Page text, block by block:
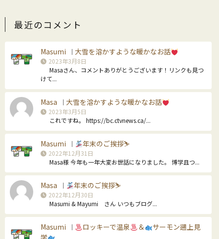
最近のコメント
Masumi ｜ 大雪を溶かすような暖かなお話
2023年3月8日
Masaさん、コメントありがとうございます！リンクも見つ
けて...
Masa ｜ 大雪を溶かすような暖かなお話
2023年3月5日
これですね。 https://bc.ctvnews.ca/...
Masumi ｜ 年末のご挨拶⛷
2022年12月31日
Masa様 今年も一年大変お世話になりました。 博学且つ...
Masa ｜ 年末のご挨拶⛷
2022年12月30日
Masumi & Mayumi さん いつもブログ...
Masumi ｜ ロッキーで温泉 ＆
サーモン遡上見